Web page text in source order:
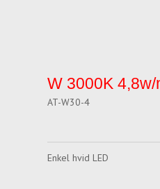
W 3000K
AT-W30-4
Enkel hvid LED